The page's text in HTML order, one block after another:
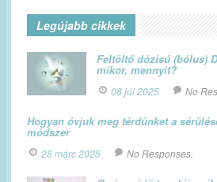
Legújabb cikkek
Feltöltő dózisú (bólus)
mikor, mennyit?
08 júl 2025 No
Hogyan óvjuk meg térdünket a
módszer
28 márc 2025 No Responses.